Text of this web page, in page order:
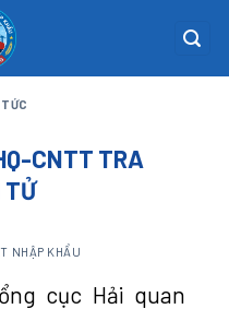
CNTT TRA
TỬ
NHẬP KHẨU
cục Hải quan